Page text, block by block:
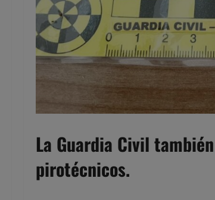
La Guardia Civil
pirotécnicos.